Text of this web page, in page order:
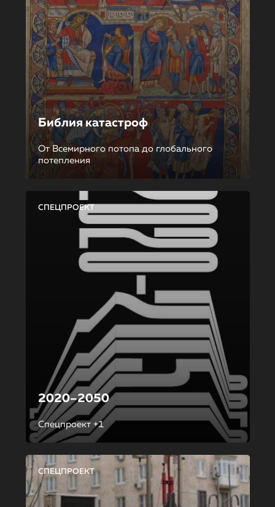
Библия катастроф
От Всемирного потопа до глобального
потепления
СПЕЦПРОЕКТ
2020–2050
Спецпроект +1
СПЕЦПРОЕКТ